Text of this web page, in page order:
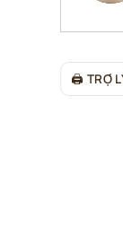
🖨 TRỢ